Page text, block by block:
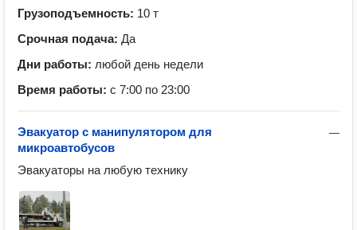
Грузоподъемность: 10 т
Срочная подача: Да
Дни работы: любой день недели
Время работы: с 7:00 по 23:00
—
Эвакуатор с манипулятором для
микроавтобусов
Эвакуаторы на любую технику